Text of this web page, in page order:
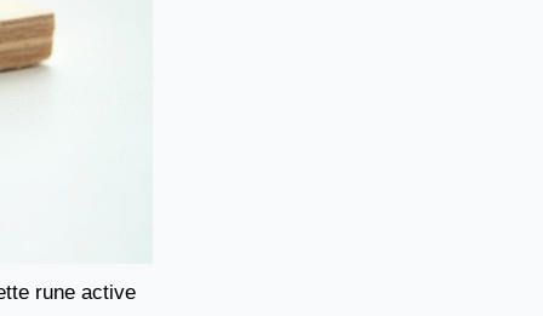
rune active